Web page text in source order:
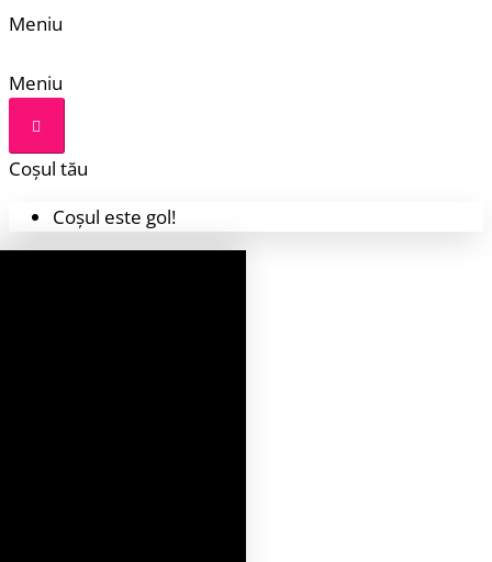
Meniu
Meniu
Coșul tău
Coșul este gol!